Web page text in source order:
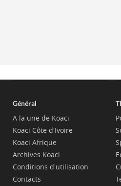
Général
A la une de Koaci
Koaci Côte d'Ivoire
Koaci Afrique
Archives Koaci
Conditions d'utilisation
Contacts